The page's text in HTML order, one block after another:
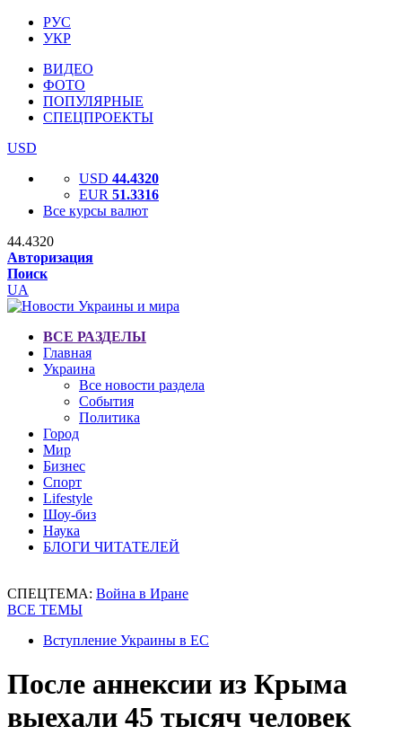
РУС
УКР
ВИДЕО
ФОТО
ПОПУЛЯРНЫЕ
СПЕЦПРОЕКТЫ
USD
USD 44.4320
EUR 51.3316
Все курсы валют
44.4320
Авторизация
Поиск
UA
ВСЕ РАЗДЕЛЫ
Главная
Украина
Все новости раздела
События
Политика
Город
Мир
Бизнес
Спорт
Lifestyle
Шоу-биз
Наука
БЛОГИ ЧИТАТЕЛЕЙ
СПЕЦТЕМА: Война в Иране
ВСЕ ТЕМЫ
Вступление Украины в ЕС
После аннексии из Крыма
выехали 45 тысяч человек